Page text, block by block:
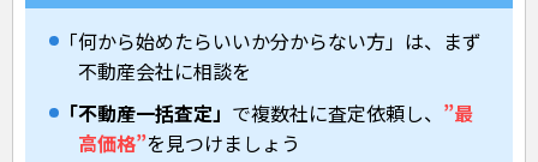
「何から始めたらいいか分からない方」は、まず
不動産会社に相談を
「不動産一括査定」 で複数社に査定依頼し、 ”最
高価格”を見つけましょう